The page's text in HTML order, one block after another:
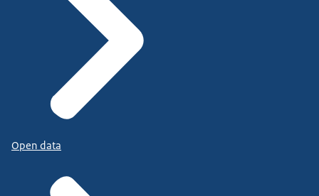
Open data